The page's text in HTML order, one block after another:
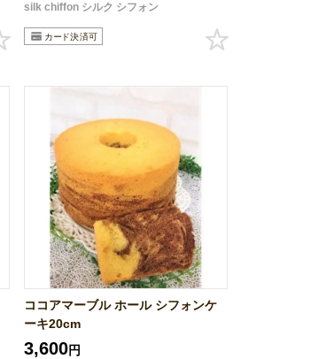
silk chiffon シルク シフォン
ココアマーブル ホール シフォンケ
ーキ20cm
3,600円